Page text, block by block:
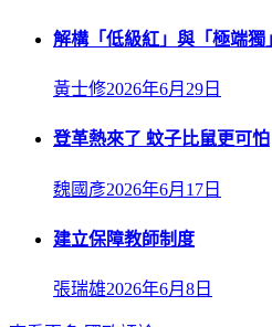
解構「低級紅」與「極端
黃士修2026年6月29日
登革熱來了 蚊子比鼠更可怕
魏國彥2026年6月17日
建立保障教師制度
張瑞雄2026年6月8日